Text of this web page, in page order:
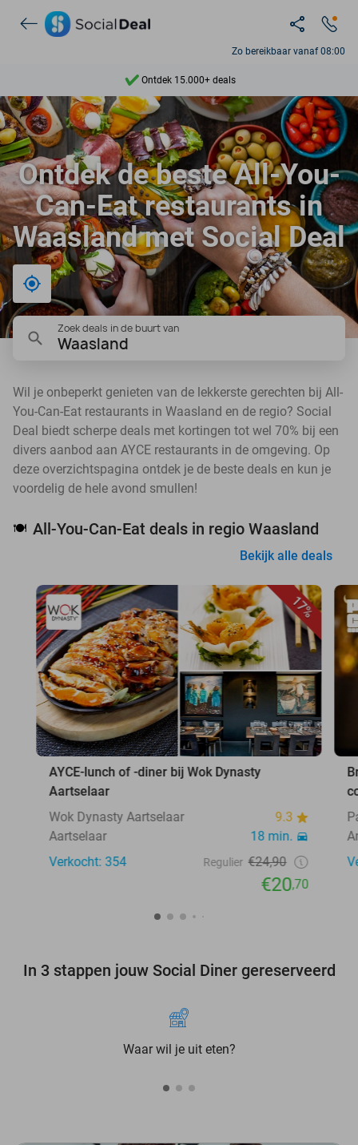
Zo bereikbaar vanaf 08:00
Ontdek 15.000+ deals
7 dagen per week beschikbaar
10+ miljoen leden
9,4
Ontdek 15.000+ deals
Ontdek de beste All-You-
Can-Eat restaurants in
Waasland met Social Deal
Bij mij in de buurt
Zoek deals in de buurt van
Waasland
Wil je onbeperkt genieten van de lekkerste gerechten bij All-
You-Can-Eat restaurants in Waasland en de regio? Social
Deal biedt scherpe deals met kortingen tot wel 70% bij een
divers aanbod aan AYCE restaurants in de omgeving. Op
deze overzichtspagina ontdek je de beste deals en kun je
voordelig de hele avond smullen!
🍽️ All-You-Can-Eat deals in regio Waasland
Bekijk alle deals
17%
AYCE-lunch of -diner bij Wok Dynasty
Aartselaar
Wok Dynasty Aartselaar
9.3
Aartselaar
18 min.
Verkocht: 354
Regulier €24,90
€20,70
In 3 stappen jouw Social Diner gereserveerd
Waar wil je uit eten?